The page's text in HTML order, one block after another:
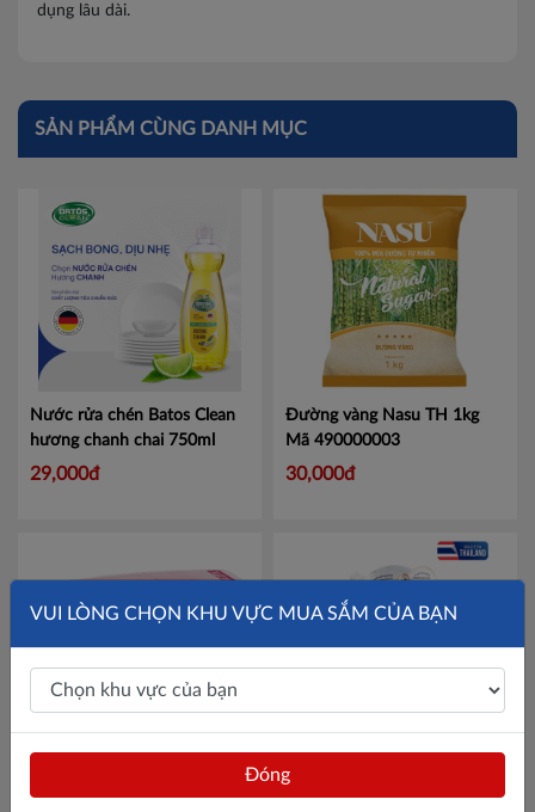
Lao Cai
Phú Thọ
Thái Bình
Thái Nguyên
Tuyên Quang
Thừa T. Huế
Khánh Hoà
Bình Thuận
ĐắkLắk
dụng lâu dài.
SẢN PHẨM CÙNG DANH MỤC
Nước rửa chén Batos Clean
hương chanh chai 750ml
29,000đ
Đường vàng Nasu TH 1kg
Mã 490000003
30,000đ
Dập ghim - bấm kim số 10
Booster hương Gentle Care
VUI LÒNG CHỌN KHU VỰC MUA SẮM CỦA BẠN
Đóng